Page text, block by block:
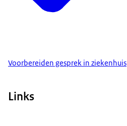
Voorbereiden gesprek in ziekenhuis
Links